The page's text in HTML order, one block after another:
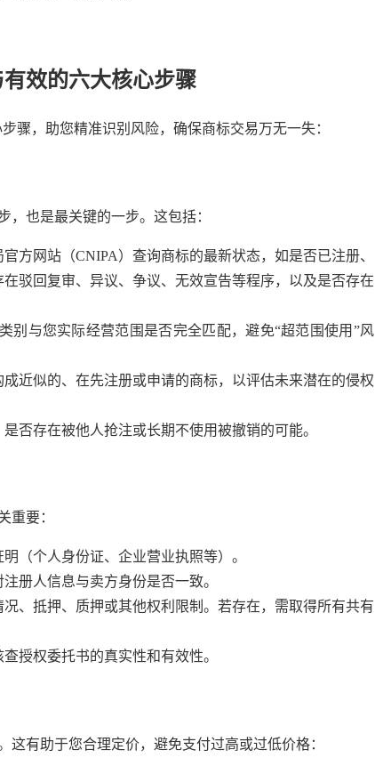
效的六大核心步骤
骤，助您精准识别风险，确保商标交易万无一失：
也是最关键的一步。这包括：
方网站（CNIPA）查询商标的最新状态，如是否已注册、
驳回复审、异议、争议、无效宣告等程序，以及是否存在
别与您实际经营范围是否完全匹配，避免“超范围使用”风
近似的、在先注册或申请的商标，以评估未来潜在的侵权
否存在被他人抢注或长期不使用被撤销的可能。
重要：
（个人身份证、企业营业执照等）。
册人信息与卖方身份是否一致。
、抵押、质押或其他权利限制。若存在，需取得所有共有
授权委托书的真实性和有效性。
有助于您合理定价，避免支付过高或过低价格：